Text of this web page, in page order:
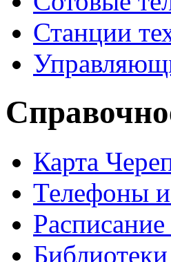
Станции
Карта
Телефоны и
Библиотеки